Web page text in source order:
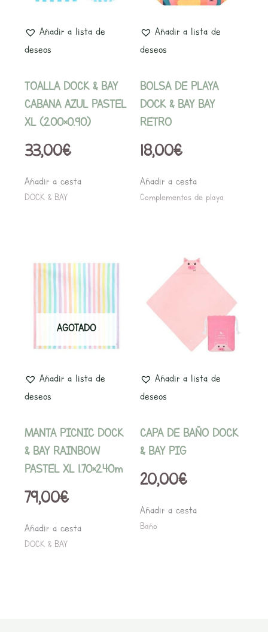
Añadir a lista de
deseos
TOALLA DOCK & BAY
CABANA AZUL PASTEL
XL (2.00×0.90)
33,00€
Añadir a cesta
DOCK & BAY
Añadir a lista de
deseos
BOLSA DE PLAYA
DOCK & BAY BAY
RETRO
18,00€
Añadir a cesta
Complementos de playa
AGOTADO
Añadir a lista de
deseos
MANTA PICNIC DOCK
& BAY RAINBOW
PASTEL XL 1.70×2.40m
79,00€
Añadir a cesta
DOCK & BAY
Añadir a lista de
deseos
CAPA DE BAÑO DOCK
& BAY PIG
20,00€
Añadir a cesta
Baño